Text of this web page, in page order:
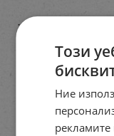
Този
Ние